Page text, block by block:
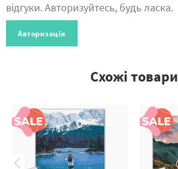
відгуки. Авторизуйтесь, будь ласка.
Авторизація
Схожі товари